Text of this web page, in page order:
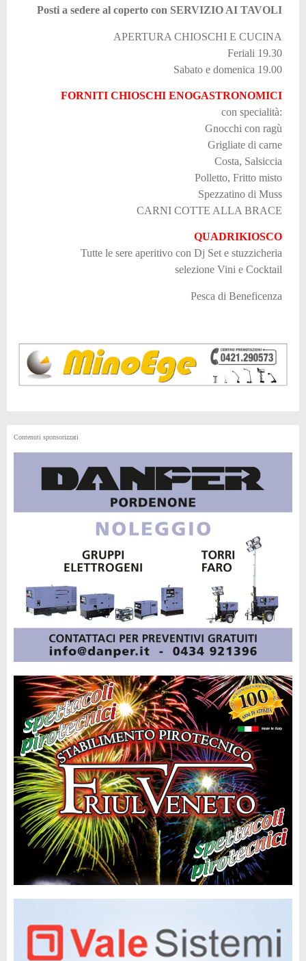
Posti a sedere al coperto con SERVIZIO AI TAVOLI
APERTURA CHIOSCHI E CUCINA
Feriali 19.30
Sabato e domenica 19.00
FORNITI CHIOSCHI ENOGASTRONOMICI
con specialità:
Gnocchi con ragù
Grigliate di carne
Costa, Salsiccia
Polletto, Fritto misto
Spezzatino di Muss
CARNI COTTE ALLA BRACE
QUADRIKIOSCO
Tutte le sere aperitivo con Dj Set e stuzzicheria
selezione Vini e Cocktail
Pesca di Beneficenza
Contenuti sponsorizzati